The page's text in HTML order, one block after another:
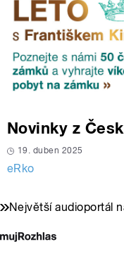
Novinky z
19. duben 2025
eRko
Největší audioportál